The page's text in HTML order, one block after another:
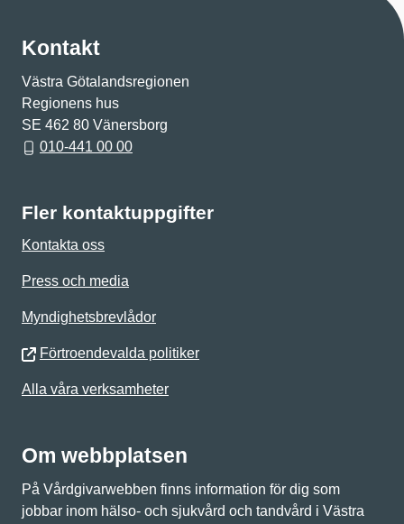
Kontakt
Västra Götalandsregionen
Regionens hus
SE 462 80 Vänersborg
010-441 00 00
Fler kontaktuppgifter
Kontakta oss
Press och media
Myndighetsbrevlådor
Förtroendevalda politiker
Alla våra verksamheter
Om webbplatsen
På Vårdgivarwebben finns information för dig som
jobbar inom hälso- och sjukvård och tandvård i Västra